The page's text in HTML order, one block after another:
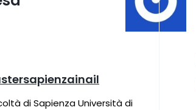
di Sapienza Università di